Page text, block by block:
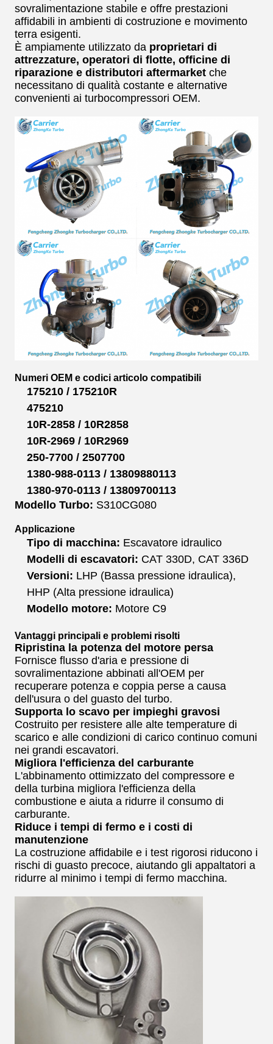
sovralimentazione stabile e offre prestazioni
affidabili in ambienti di costruzione e movimento
terra esigenti.
È ampiamente utilizzato da proprietari di
attrezzature, operatori di flotte, officine di
riparazione e distributori aftermarket che
necessitano di qualità costante e alternative
convenienti ai turbocompressori OEM.
Numeri OEM e codici articolo compatibili
175210 / 175210R
475210
10R-2858 / 10R2858
10R-2969 / 10R2969
250-7700 / 2507700
1380-988-0113 / 13809880113
1380-970-0113 / 13809700113
Modello Turbo: S310CG080
Applicazione
Tipo di macchina: Escavatore idraulico
Modelli di escavatori: CAT 330D, CAT 336D
Versioni: LHP (Bassa pressione idraulica),
HHP (Alta pressione idraulica)
Modello motore: Motore C9
Vantaggi principali e problemi risolti
Ripristina la potenza del motore persa
Fornisce flusso d'aria e pressione di
sovralimentazione abbinati all'OEM per
recuperare potenza e coppia perse a causa
dell'usura o del guasto del turbo.
Supporta lo scavo per impieghi gravosi
Costruito per resistere alle alte temperature di
scarico e alle condizioni di carico continuo comuni
nei grandi escavatori.
Migliora l'efficienza del carburante
L'abbinamento ottimizzato del compressore e
della turbina migliora l'efficienza della
combustione e aiuta a ridurre il consumo di
carburante.
Riduce i tempi di fermo e i costi di
manutenzione
La costruzione affidabile e i test rigorosi riducono i
rischi di guasto precoce, aiutando gli appaltatori a
ridurre al minimo i tempi di fermo macchina.